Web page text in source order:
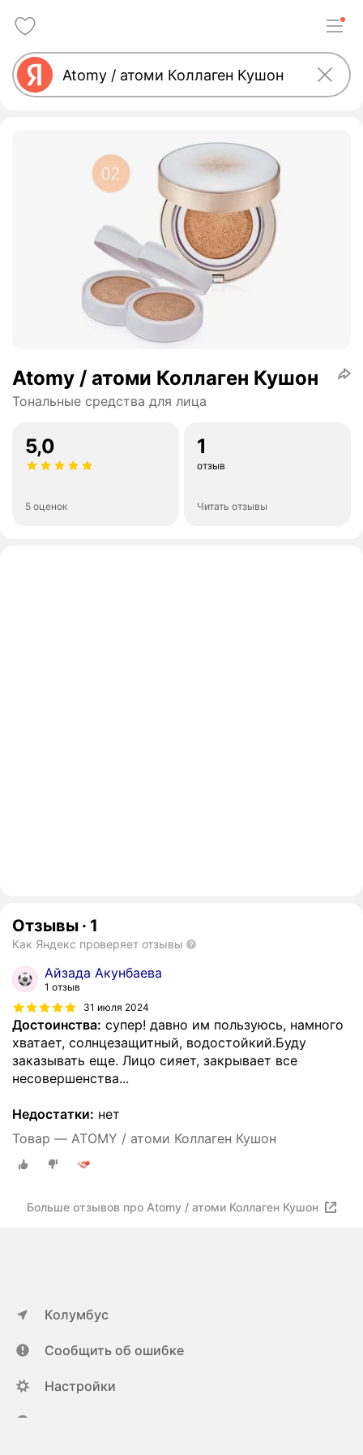
Atomy / атоми Коллаген Кушон
Тональные средства для лица
5,0
5 оценок
1
отзыв
Читать отзывы
Отзывы · 1
Как Яндекс проверяет отзывы
Айзада Акунбаева
1 отзыв
31 июля 2024
Достоинства: супер! давно им пользуюсь, намного
хватает, солнцезащитный, водостойкий.Буду
заказывать еще. Лицо сияет, закрывает все
несовершенства...
Недостатки: нет
Товар — ATOMY / атоми Коллаген Кушон
Больше отзывов про Atomy / атоми Коллаген Кушон
Колумбус
Сообщить об ошибке
Настройки